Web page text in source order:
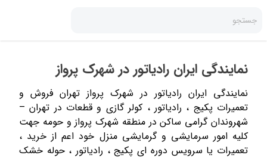
جستجو
نمایندگی ایران رادیاتور در شهرک پرواز
نمایندگی ایران رادیاتور در شهرک پرواز تهران فروش و
تعمیرات پکیج ، رادیاتور ، کولر گازی و قطعات در تهران –
شهروندان گرامی ساکن در منطقه شهرک پرواز و حومه جهت
کلیه امور سرمایشی و گرمایشی منزل خود اعم از خرید ،
تعمیرات یا سرویس دوره ای پکیج ، رادیاتور ، حوله خشک